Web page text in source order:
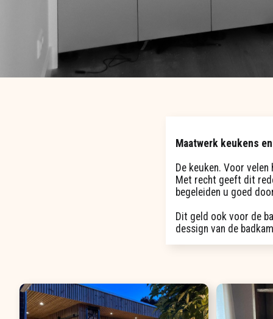
Maatwerk keukens
De keuken. Voor
Met recht geeft dit
begeleiden u goed
Dit geld ook voor de
dessign van de